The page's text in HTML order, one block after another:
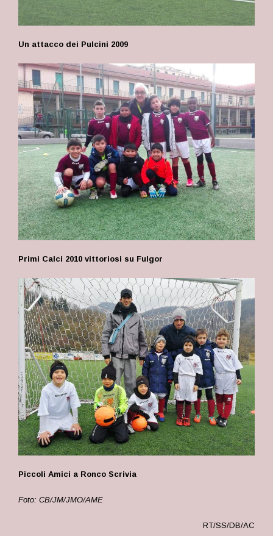
Un attacco dei Pulcini 2009
Primi Calci 2010 vittoriosi su Fulgor
Piccoli Amici a Ronco Scrivia
Foto: CB/JM/JMO/AME
RT/SS/DB/AC